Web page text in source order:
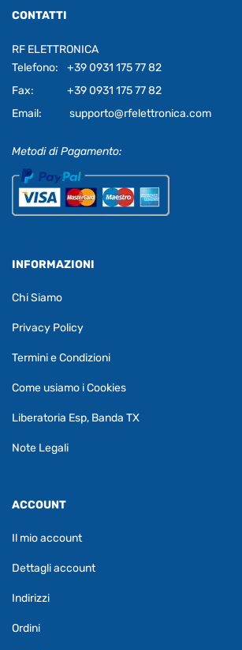
CONTATTI
RF ELETTRONICA
Telefono:
+39 0931 175 77 82
Fax:
+39 0931 175 77 82
Email:
supporto@rfelettronica.com
Metodi di Pagamento:
INFORMAZIONI
Chi Siamo
Privacy Policy
Termini e Condizioni
Come usiamo i Cookies
Liberatoria Esp, Banda TX
Note Legali
ACCOUNT
Il mio account
Dettagli account
Indirizzi
Ordini